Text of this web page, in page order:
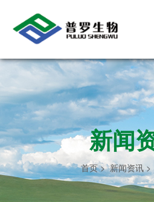
新闻
首页> 新闻资讯>